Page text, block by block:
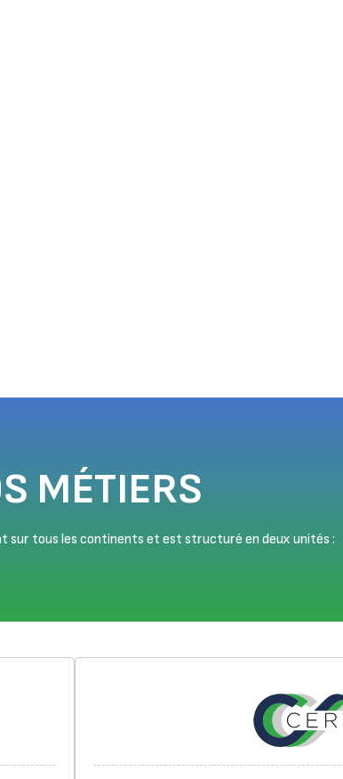
MÉTIERS
sur tous les continents et est structuré en deux unités :